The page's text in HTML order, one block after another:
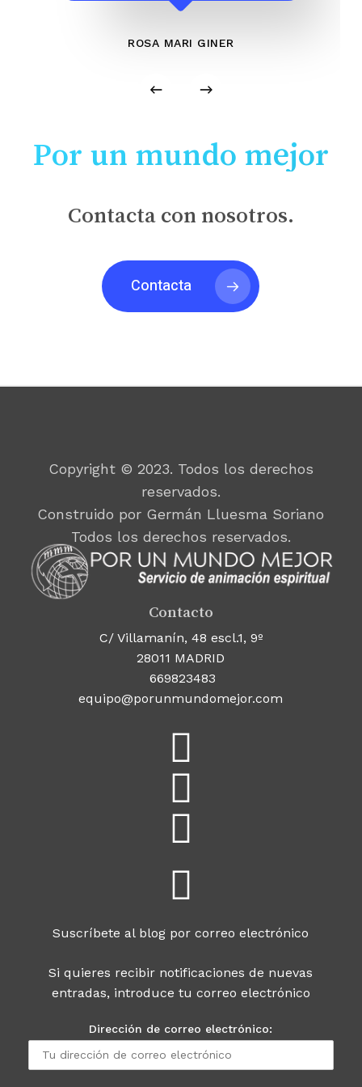
ROSA MARI GINER
Por un mundo mejor
Contacta con nosotros.
Contacta
Copyright © 2023. Todos los derechos
reservados.
Construido por Germán Lluesma Soriano
Todos los derechos reservados.
Contacto
C/ Villamanín, 48 escl.1, 9º
28011 MADRID
669823483
equipo@porunmundomejor.com
Suscríbete al blog por correo electrónico
Si quieres recibir notificaciones de nuevas
entradas, introduce tu correo electrónico
Dirección de correo electrónico: